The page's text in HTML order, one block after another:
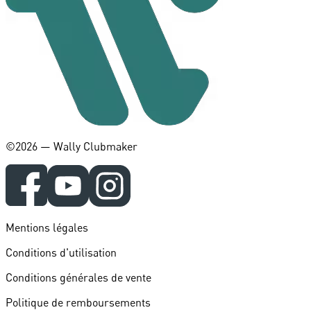
©️2026 — Wally Clubmaker
Mentions légales
Conditions d'utilisation
Conditions générales de vente
Politique de remboursements